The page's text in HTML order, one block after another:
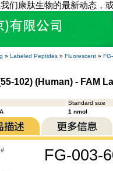
们康肽生物的最新动态，
» Labeled Peptides » Fluorescent »
102) (Human) - FAM
Standard size
1 nmol
FG-003-